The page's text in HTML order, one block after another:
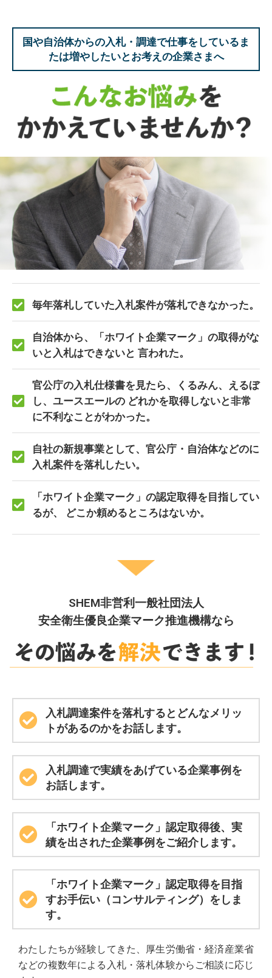
国や自治体からの入札・調達で仕事をしているま
たは増やしたいとお考えの企業さまへ
毎年落札していた入札案件が落札できなかった。
自治体から、「ホワイト企業マーク」の取得がな
いと入札はできないと 言われた。
官公庁の入札仕様書を見たら、くるみん、えるぼ
し、ユースエールの どれかを取得しないと非常
に不利なことがわかった。
自社の新規事業として、官公庁・自治体などのに
入札案件を落札したい。
「ホワイト企業マーク」の認定取得を目指してい
るが、 どこか頼めるところはないか。
SHEM非営利一般社団法人
安全衛生優良企業マーク推進機構なら
入札調達案件を落札するとどんなメリッ
トがあるのかをお話します。
入札調達で実績をあげている企業事例を
お話します。
「ホワイト企業マーク」認定取得後、実
績を出された企業事例をご紹介します。
「ホワイト企業マーク」認定取得を目指
すお手伝い（コンサルティング）をしま
す。
わたしたちが経験してきた、厚生労働省・経済産業省
などの複数年による入札・落札体験からご相談に応じ